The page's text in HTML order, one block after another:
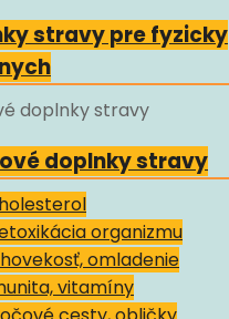
stravy pre fyzicky
doplnky stravy
doplnky stravy
organizmu
omladenie
vitamíny